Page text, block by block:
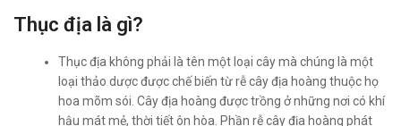
Thục địa là gì?
Thục địa không phải là tên một loại cây mà chúng là một
loại thảo dược được chế biến từ rễ cây địa hoàng thuộc họ
hoa mõm sói. Cây địa hoàng được trồng ở những nơi có khí
hậu mát mẻ, thời tiết ôn hòa. Phần rễ cây địa hoàng phát